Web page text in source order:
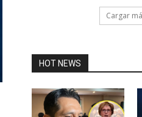
Cargar
HOT NEWS